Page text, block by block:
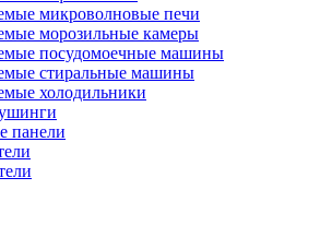
микроволновые печи
морозильные камеры
посудомоечные машины
стиральные машины
холодильники
панели